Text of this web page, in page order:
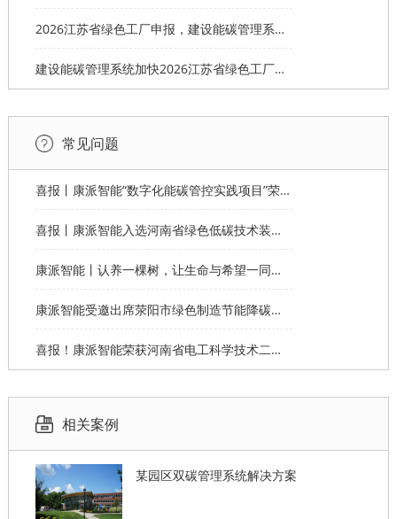
2026江苏省绿色工厂申报，建设能碳管理系统锁定14分
建设能碳管理系统加快2026江苏省绿色工厂申报
常见问题
喜报丨康派智能“数字化能碳管控实践项目”荣获第十一届“创客中国”郑州市分赛企业组优秀奖
喜报丨康派智能入选河南省绿色低碳技术装备应用典型案例
康派智能丨认养一棵树，让生命与希望一同生长
康派智能受邀出席荥阳市绿色制造节能降碳工作说明会并作主题分享
喜报！康派智能荣获河南省电工科学技术二等奖
相关案例
某园区双碳管理系统解决方案